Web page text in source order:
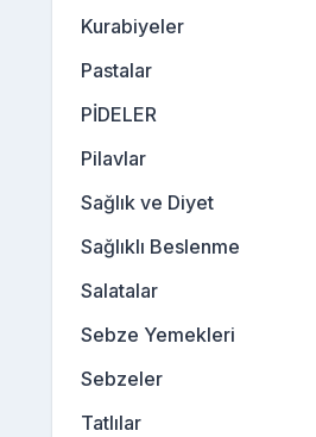
Kurabiyeler
Pastalar
PİDELER
Pilavlar
Sağlık ve Diyet
Sağlıklı Beslenme
Salatalar
Sebze Yemekleri
Sebzeler
Tatlılar